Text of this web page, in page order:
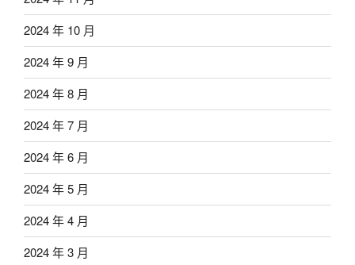
2024 年 10 月
2024 年 9 月
2024 年 8 月
2024 年 7 月
2024 年 6 月
2024 年 5 月
2024 年 4 月
2024 年 3 月